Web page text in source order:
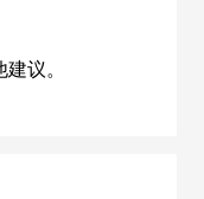
议。